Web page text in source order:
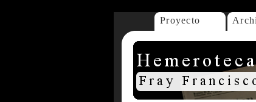
Proyecto